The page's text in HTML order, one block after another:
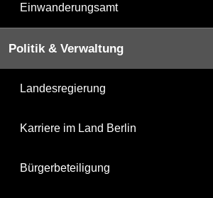
Einwanderungsamt
Politik & Verwaltung
Landesregierung
Karriere im Land Berlin
Bürgerbeteiligung